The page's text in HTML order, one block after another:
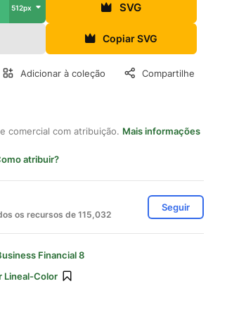
512px SVG
Copiar SVG
Adicionar à coleção Compartilhe
comercial com atribuição. Mais informações
atribuir?
os recursos de 115,032
Seguir
Financial 8
Lineal-Color